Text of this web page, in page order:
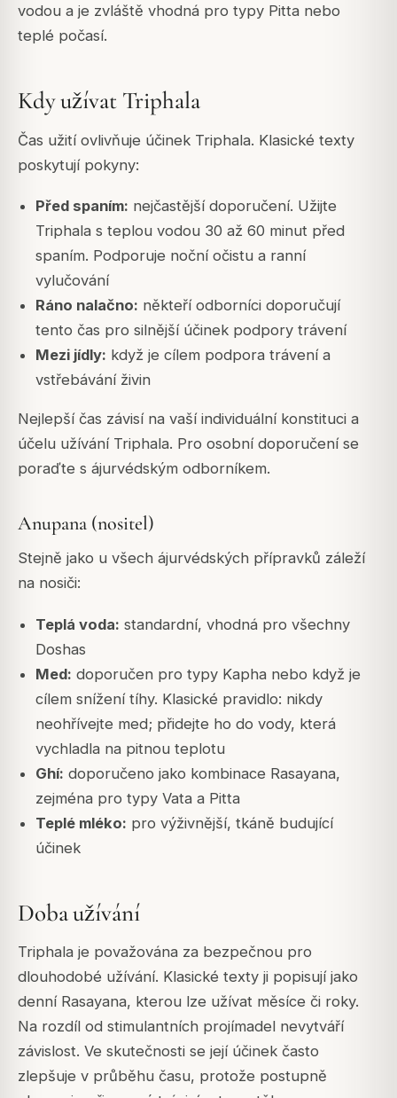
vodou a je zvláště vhodná pro typy Pitta nebo
teplé počasí.
Kdy užívat Triphala
Čas užití ovlivňuje účinek Triphala. Klasické texty
poskytují pokyny:
Před spaním: nejčastější doporučení. Užijte
Triphala s teplou vodou 30 až 60 minut před
spaním. Podporuje noční očistu a ranní
vylučování
Ráno nalačno: někteří odborníci doporučují
tento čas pro silnější účinek podpory trávení
Mezi jídly: když je cílem podpora trávení a
vstřebávání živin
Nejlepší čas závisí na vaší individuální konstituci a
účelu užívání Triphala. Pro osobní doporučení se
poraďte s ájurvédským odborníkem.
Anupana (nositel)
Stejně jako u všech ájurvédských přípravků záleží
na nosiči:
Teplá voda: standardní, vhodná pro všechny
Doshas
Med: doporučen pro typy Kapha nebo když je
cílem snížení tíhy. Klasické pravidlo: nikdy
neohřívejte med; přidejte ho do vody, která
vychladla na pitnou teplotu
Ghí: doporučeno jako kombinace Rasayana,
zejména pro typy Vata a Pitta
Teplé mléko: pro výživnější, tkáně budující
účinek
Doba užívání
Triphala je považována za bezpečnou pro
dlouhodobé užívání. Klasické texty ji popisují jako
denní Rasayana, kterou lze užívat měsíce či roky.
Na rozdíl od stimulantních projímadel nevytváří
závislost. Ve skutečnosti se její účinek často
zlepšuje v průběhu času, protože postupně